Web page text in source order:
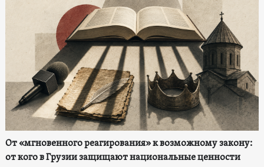
От «мгновенного реагирования» к возможному закону:
от кого в Грузии защищают национальные ценности